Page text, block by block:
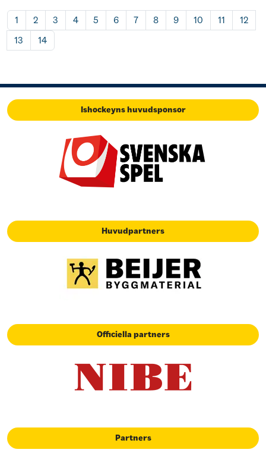
1 2 3 4 5 6 7 8 9 10 11
12
13
14
Ishockeyns huvudsponsor
Huvudpartners
Officiella partners
Partners